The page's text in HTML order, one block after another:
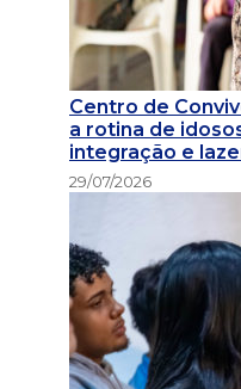
Centro de
a rotina de
integração e
29/07/2026